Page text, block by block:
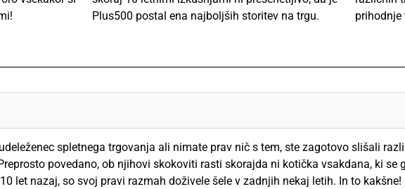
Plus500 postal ena najboljših storitev na trgu.
prihodnje
spletnega trgovanja ali nimate prav nič s tem, ste zagotovo slišali
povedano, ob njihovi skokoviti rasti skorajda ni kotička vsakdana, ki se
let nazaj, so svoj pravi razmah doživele šele v zadnjih nekaj letih. In to